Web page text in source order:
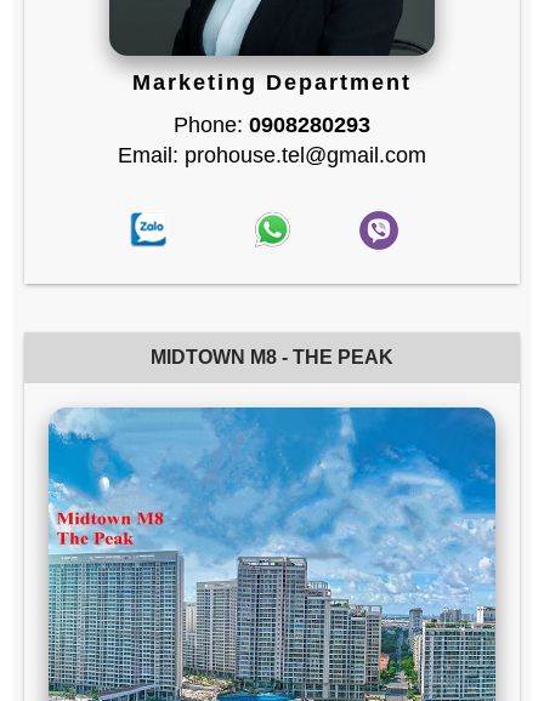
Marketing Department
Phone: 0908280293
Email: prohouse.tel@gmail.com
MIDTOWN M8 - THE PEAK